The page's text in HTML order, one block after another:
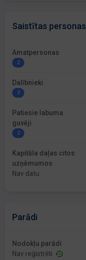
Saistītas personas
Amatpersonas
2
Dalībnieki
2
Patiesie labuma
guvēji
2
Kapitāla daļas citos
uzņēmumos
Nav datu
Parādi
Nodokļu parādi
Nav reģistrēti